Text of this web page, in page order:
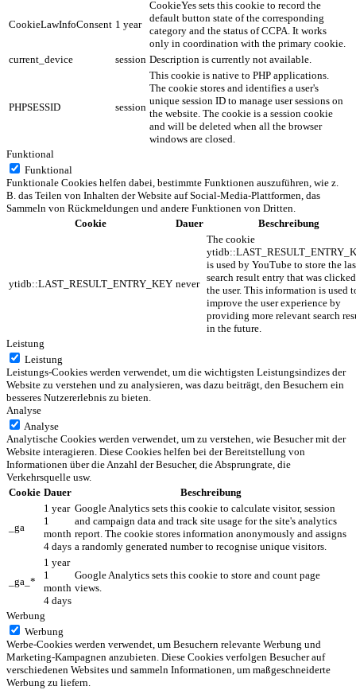
CookieLawInfoConsent 1 year
CookieYes sets this cookie to record the
default button state of the corresponding
category and the status of CCPA. It works
only in coordination with the primary cookie.
current_device
session Description is currently not available.
PHPSESSID session
This cookie is native to PHP applications.
The cookie stores and identifies a user's
unique session ID to manage user sessions on
the website. The cookie is a session cookie
and will be deleted when all the browser
windows are closed.
Funktional
Funktional
Funktionale Cookies helfen dabei, bestimmte Funktionen auszuführen, wie z.
B. das Teilen von Inhalten der Website auf Social-Media-Plattformen, das
Sammeln von Rückmeldungen und andere Funktionen von Dritten.
Cookie
Dauer Beschreibung
ytidb::LAST_RESULT_ENTRY_KEY never
The cookie
is used by YouTube to store the
search result entry that was
the user. This information is used
improve the user experience by
providing more relevant search
in the future.
Leistung
Leistung
Leistungs-Cookies werden verwendet, um die wichtigsten Leistungsindizes der
Website zu verstehen und zu analysieren, was dazu beiträgt, den Besuchern ein
besseres Nutzererlebnis zu bieten.
Analyse
Analyse
Analytische Cookies werden verwendet, um zu verstehen, wie Besucher mit der
Website interagieren. Diese Cookies helfen bei der Bereitstellung von
Informationen über die Anzahl der Besucher, die Absprungrate, die
Verkehrsquelle usw.
Cookie Dauer Beschreibung
_ga
1 year
1
month
4 days
Google Analytics sets this cookie to calculate visitor, session
and campaign data and track site usage for the site's analytics
report. The cookie stores information anonymously and assigns
a randomly generated number to recognise unique visitors.
_ga_*
1 year
1
month
4 days
Google Analytics sets this cookie to store and count page
views.
Werbung
Werbung
Werbe-Cookies werden verwendet, um Besuchern relevante Werbung und
Marketing-Kampagnen anzubieten. Diese Cookies verfolgen Besucher auf
verschiedenen Websites und sammeln Informationen, um maßgeschneiderte
Werbung zu liefern.